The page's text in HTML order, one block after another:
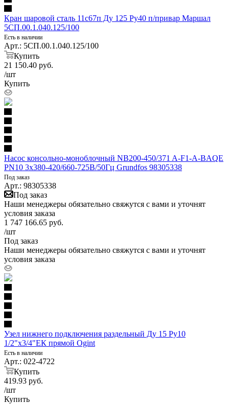
Кран шаровой сталь 11с67п Ду 125 Ру40 п/привар Маршал
5СП.00.1.040.125/100
Есть в наличии
Арт.: 5СП.00.1.040.125/100
Купить
21 150.40 руб.
/шт
Купить
Насос консольно-моноблочный NB200-450/371 A-F1-A-BAQE
PN10 3х380-420/660-725В/50Гц Grundfos 98305338
Под заказ
Арт.: 98305338
Под заказ
Наши менеджеры обязательно свяжутся с вами и уточнят
условия заказа
1 747 166.65 руб.
/шт
Под заказ
Наши менеджеры обязательно свяжутся с вами и уточнят
условия заказа
Узел нижнего подключения раздельный Ду 15 Ру10
1/2"x3/4"ЕК прямой Ogint
Есть в наличии
Арт.: 022-4722
Купить
419.93 руб.
/шт
Купить